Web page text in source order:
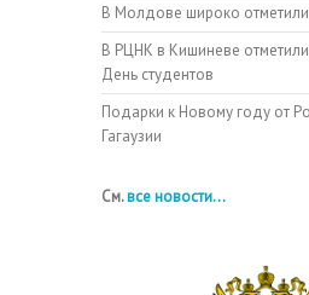
В Молдове широко
В РЦНК в Кишиневе
День студентов
Подарки к Новому году от
Гагаузии
См.все новости...